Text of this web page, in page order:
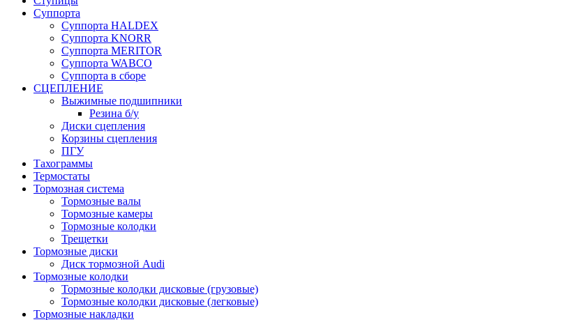
Суппорта
Суппорта HALDEX
Суппорта KNORR
Суппорта MERITOR
Суппорта WABCO
Суппорта в сборе
СЦЕПЛЕНИЕ
Выжимные подшипники
Резина б/у
Диски сцепления
Корзины сцепления
ПГУ
Тахограммы
Термостаты
Тормозная система
Тормозные валы
Тормозные камеры
Тормозные колодки
Трещетки
Тормозные диски
Диск тормозной Audi
Тормозные колодки
Тормозные колодки дисковые (грузовые)
Тормозные колодки дисковые (легковые)
Тормозные накладки